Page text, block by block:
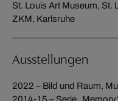
St. Louis Art Museum, St.
ZKM, Karlsruhe
Ausstellungen
2022 – Bild und Raum,
2014-15 – Serie